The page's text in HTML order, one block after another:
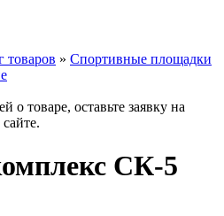
товаров » Спортивные площадки
о товаре, оставьте заявку на
СК-5